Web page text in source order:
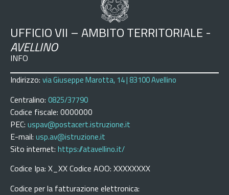
UFFICIO VII – AMBITO TERRITORIALE -
AVELLINO
INFO
Indirizzo: via Giuseppe Marotta, 14 | 83100 Avellino
Centralino: 0825/37790
Codice fiscale: 0000000
PEC: uspav@postacert.istruzione.it
E-mail: usp.av@istruzione.it
Sito internet: https://atavellino.it/
Codice Ipa: X_XX Codice AOO: XXXXXXXX
Codice per la fatturazione elettronica: